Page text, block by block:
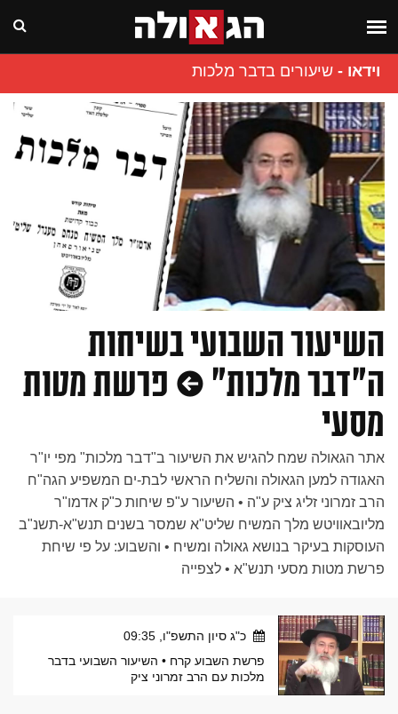
וידאו - שיעורים בדבר מלכות
השיעור השבועי בשיחות
ה"דבר מלכות" • פרשת מטות
מסעי
אתר הגאולה שמח להגיש את השיעור ב"דבר מלכות" מפי יו"ר
האגודה למען הגאולה והשליח הראשי לבת-ים המשפיע הגה"ח
הרב זמרוני זליג ציק ע"ה • השיעור ע"פ שיחות כ"ק אדמו"ר
מליובאוויטש מלך המשיח שליט"א שמסר בשנים תנש"א-תשנ"ב
העוסקות בעיקר בנושא גאולה ומשיח • והשבוע: על פי שיחת
פרשת מטות מסעי תנש"א • לצפייה
כ"ג סיון התשפ"ו, 09:35
פרשת השבוע קרח • השיעור השבועי בדבר
מלכות עם הרב זמרוני ציק